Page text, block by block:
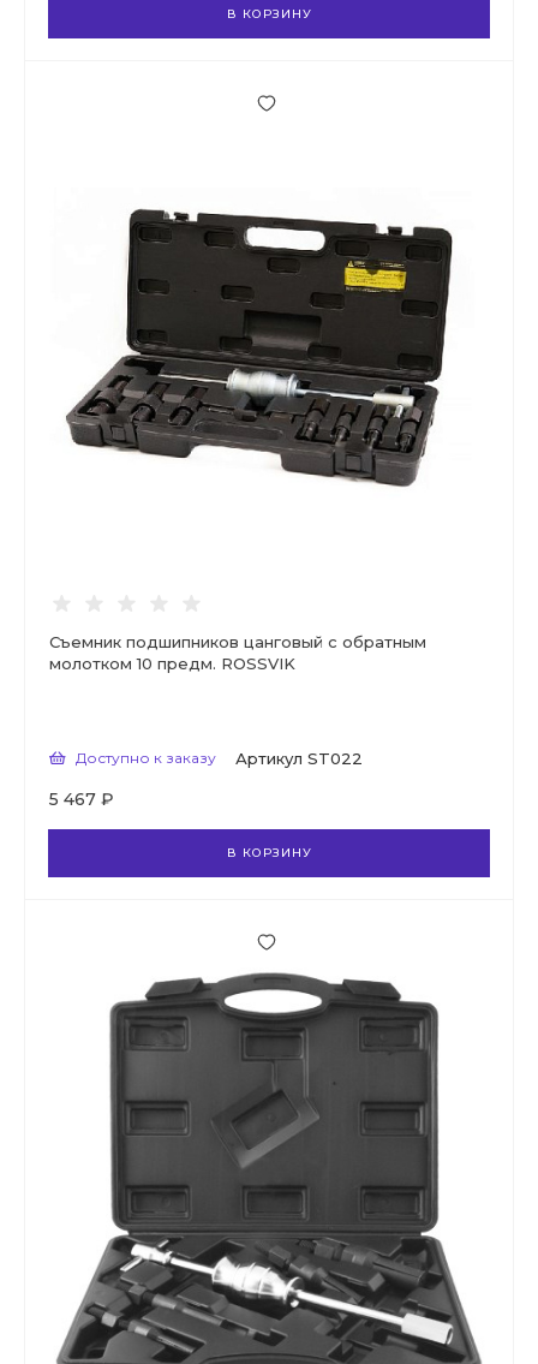
В КОРЗИНУ
Съемник подшипников цанговый с обратным
молотком 10 предм. ROSSVIK
Доступно к заказу Артикул ST022
5 467 ₽
В КОРЗИНУ